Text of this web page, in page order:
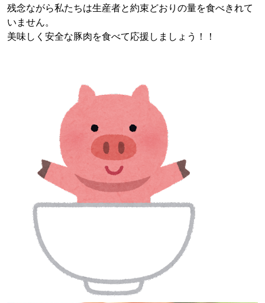
残念ながら私たちは生産者と約束どおりの量を食べきれて
いません。
美味しく安全な豚肉を食べて応援しましょう！！